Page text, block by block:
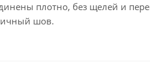
плотно, без щелей и
шов.